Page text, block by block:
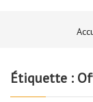
Étiquette :